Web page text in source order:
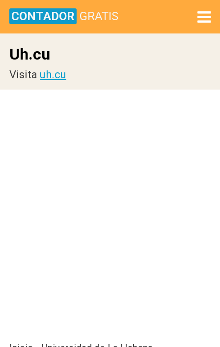
CONTADOR GRATIS
Uh.cu
Visita uh.cu